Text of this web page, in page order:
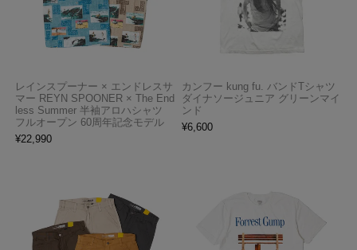
レインスプーナー × エンドレスサ
マー REYN SPOONER × The End
less Summer 半袖アロハシャツ
フルオープン 60周年記念モデル
¥22,990
カンフー kung fu. バンドTシャツ
ダイナソージュニア グリーンマイ
ンド
¥6,600